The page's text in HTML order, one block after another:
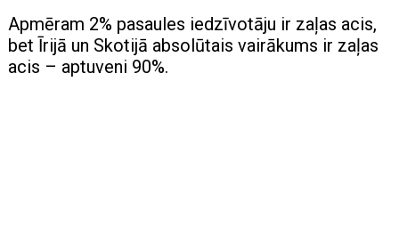
Apmēram 2% pasaules iedzīvotāju ir zaļas acis,
bet Īrijā un Skotijā absolūtais vairākums ir zaļas
acis – aptuveni 90%.